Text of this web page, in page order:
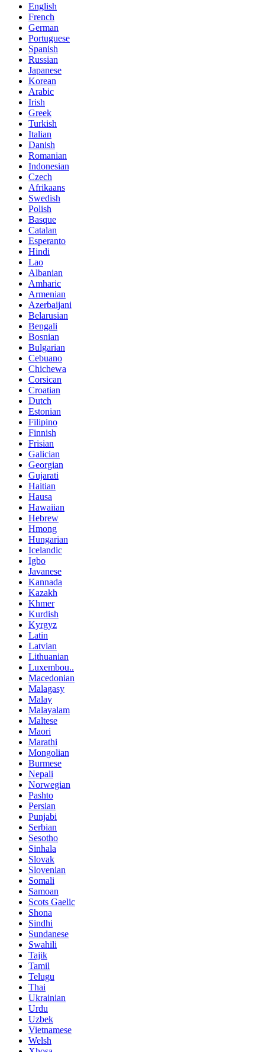
English
French
German
Portuguese
Spanish
Russian
Japanese
Korean
Arabic
Irish
Greek
Turkish
Italian
Danish
Romanian
Indonesian
Czech
Afrikaans
Swedish
Polish
Basque
Catalan
Esperanto
Hindi
Lao
Albanian
Amharic
Armenian
Azerbaijani
Belarusian
Bengali
Bosnian
Bulgarian
Cebuano
Chichewa
Corsican
Croatian
Dutch
Estonian
Filipino
Finnish
Frisian
Galician
Georgian
Gujarati
Haitian
Hausa
Hawaiian
Hebrew
Hmong
Hungarian
Icelandic
Igbo
Javanese
Kannada
Kazakh
Khmer
Kurdish
Kyrgyz
Latin
Latvian
Lithuanian
Luxembou..
Macedonian
Malagasy
Malay
Malayalam
Maltese
Maori
Marathi
Mongolian
Burmese
Nepali
Norwegian
Pashto
Persian
Punjabi
Serbian
Sesotho
Sinhala
Slovak
Slovenian
Somali
Samoan
Scots Gaelic
Shona
Sindhi
Sundanese
Swahili
Tajik
Tamil
Telugu
Thai
Ukrainian
Urdu
Uzbek
Vietnamese
Welsh